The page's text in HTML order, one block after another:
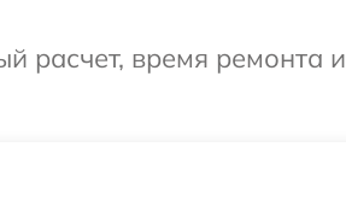
расчет, время ремонта и